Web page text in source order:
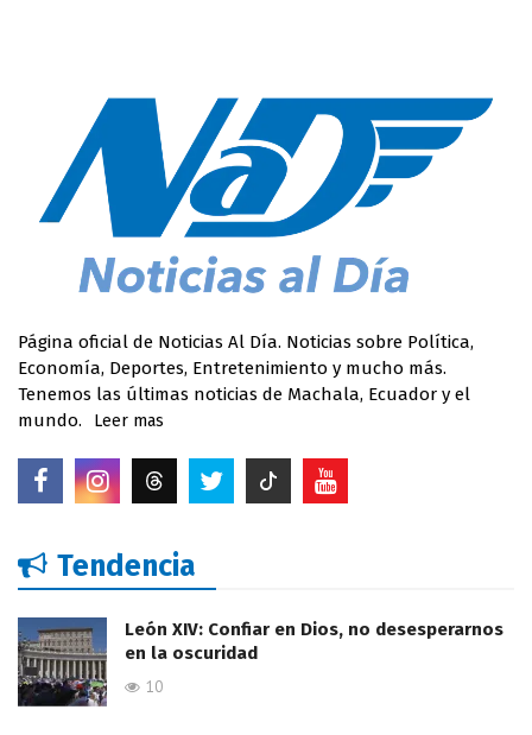
Página oficial de Noticias Al Día. Noticias sobre Política,
Economía, Deportes, Entretenimiento y mucho más.
Tenemos las últimas noticias de Machala, Ecuador y el
mundo.
Leer mas
Tendencia
León XIV: Confiar en Dios, no desesperarnos
en la oscuridad
10